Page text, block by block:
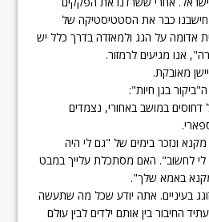
חישבנו כבר את הסטטיסטיקה של
אדומה על הגג ולמאזדה בדרך כלל יש
אנו מגיעים לרמזור.
מאובקת.
בגן חיות":
דחוסים במושב באחורי, נצמדים
ונזכר בימים של "גם לי היה
לי לחשוב". האם מסתכלת עלייך במבט
באמא שלך".
בעיניים. אתה יודע שכל מה שתעשה
החיבור בין אותם ילדים לבין עולם